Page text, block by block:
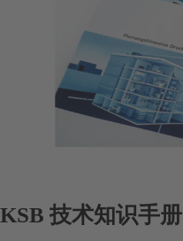
KSB 技术知识手册